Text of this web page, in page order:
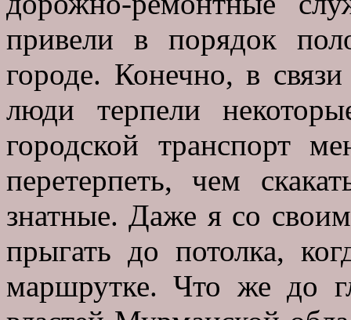
привели в порядок
городе. Конечно, в
люди терпели
городской транспорт
перетерпеть, чем
знатные. Даже я со
прыгать до потолка,
маршрутке. Что же до